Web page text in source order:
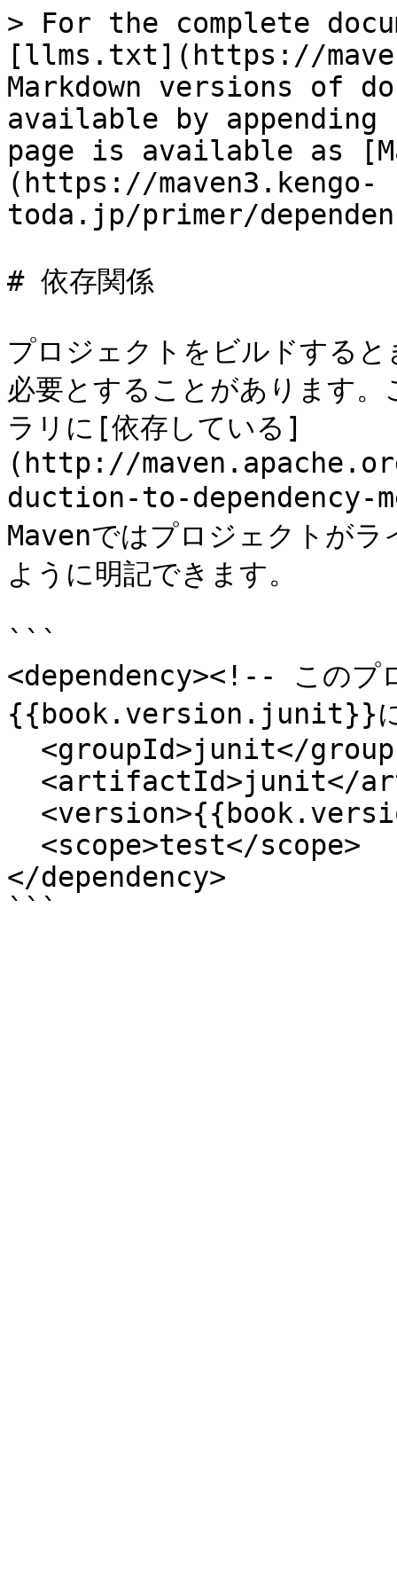
> For the complete
[llms.txt](https://
Markdown versions of
available by
page is available as
(https://maven3.kengo-
toda.jp/primer/
# 依存関係
プロジェクトをビルドする
必要とすることがあります
ラリに[依存している]
(http://
duction-to-dependency-
Mavenではプロジェクトが
ように明記できます。
```
<dependency><!-- このプ
{{book.version.junit}}に
</dependency>